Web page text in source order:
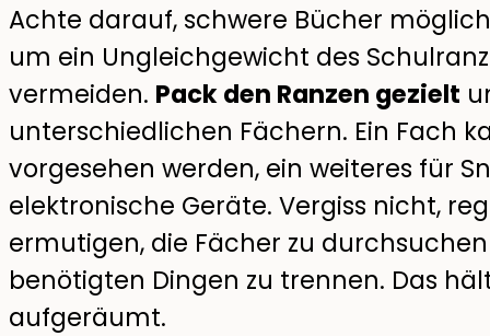
Achte darauf, schwere Bücher
um ein Ungleichgewicht des
vermeiden. Pack den Ranzen gezielt
unterschiedlichen Fächern. Ein Fach
vorgesehen werden, ein weiteres für
elektronische Geräte. Vergiss nicht,
ermutigen, die Fächer zu
benötigten Dingen zu trennen. Das
aufgeräumt.